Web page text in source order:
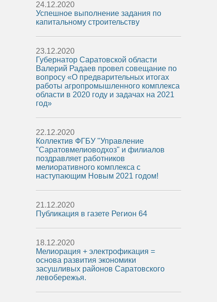
24.12.2020
Успешное выполнение задания по
капитальному строительству
23.12.2020
Губернатор Саратовской области
Валерий Радаев провел совещание по
вопросу «О предварительных итогах
работы агропромышленного комплекса
области в 2020 году и задачах на 2021
год»
22.12.2020
Коллектив ФГБУ "Управление
"Саратовмелиоводхоз" и филиалов
поздравляет работников
мелиоративного комплекса с
наступающим Новым 2021 годом!
21.12.2020
Публикация в газете Регион 64
18.12.2020
Мелиорация + электрофикация =
основа развития экономики
засушливых районов Саратовского
левобережья.